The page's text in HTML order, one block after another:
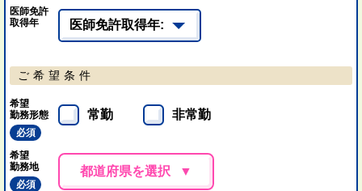
医師免許
取得年
ご希望条件
希望
勤務形態
必須
常勤 非常勤
希望
勤務地
必須
都道府県を選択